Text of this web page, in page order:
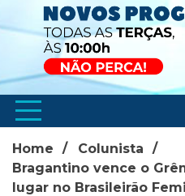
Home
Colunista
Bragantino vence o
lugar no Brasileirão